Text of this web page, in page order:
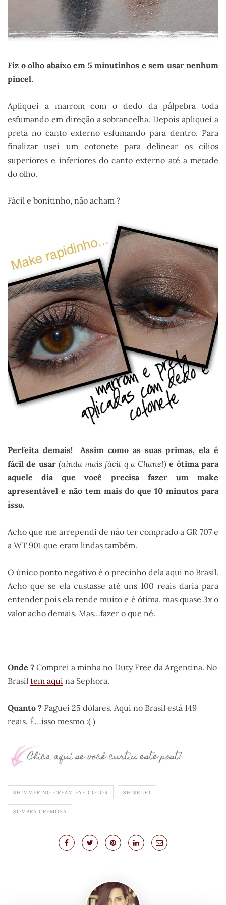
Fiz o olho abaixo em 5 minutinhos e sem usar nenhum
pincel.
Apliquei a marrom com o dedo da pálpebra toda
esfumando em direção a sobrancelha. Depois apliquei a
preta no canto externo esfumando para dentro. Para
finalizar usei um cotonete para delinear os cílios
superiores e inferiores do canto externo até a metade
do olho.
Fácil e bonitinho, não acham ?
Perfeita demais! Assim como as suas primas, ela é
fácil de usar (ainda mais fácil q a Chanel) e ótima para
aquele dia que você precisa fazer um make
apresentável e não tem mais do que 10 minutos para
isso.
Acho que me arrependi de não ter comprado a GR 707 e
a WT 901 que eram lindas também.
O único ponto negativo é o precinho dela aqui no Brasil.
Acho que se ela custasse até uns 100 reais daria para
entender pois ela rende muito e é ótima, mas quase 3x o
valor acho demais. Mas…fazer o que né.
Onde ? Comprei a minha no Duty Free da Argentina. No
Brasil tem aqui na Sephora.
Quanto ? Paguei 25 dólares. Aqui no Brasil está 149
reais. É…isso mesmo :( )
SHIMMERING CREAM EYE COLOR SHISEIDO
SOMBRA CREMOSA